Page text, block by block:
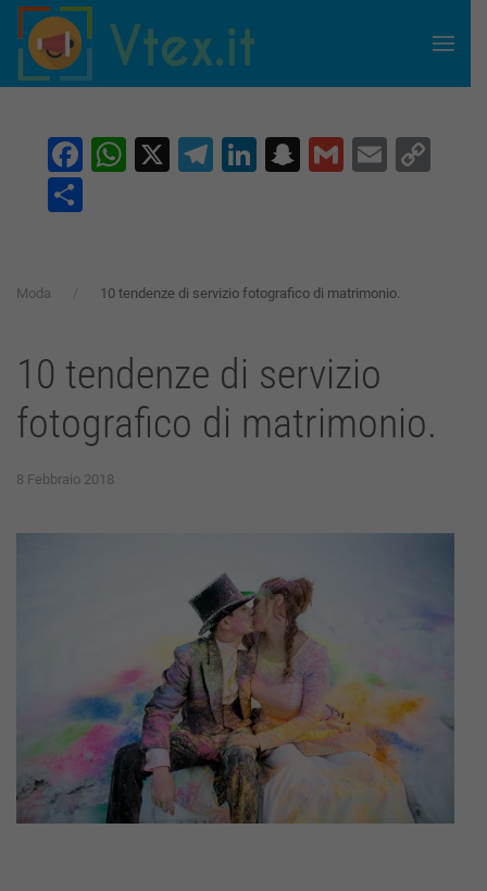
Skip to main content
Facebook
WhatsApp
X Telegram
LinkedIn
Snapchat
GmailEmail
Moda 10 tendenze di servizio fotografico di matrimonio.
10 tendenze di servizio
fotografico di matrimonio.
8 Febbraio 2018